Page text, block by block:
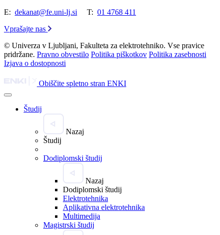
E: dekanat@fe.uni-lj.si T: 01 4768 411
Vprašajte nas
© Univerza v Ljubljani, Fakulteta za elektrotehniko. Vse pravice
pridržane. Pravno obvestilo Politika piškotkov Politika zasebnosti
Izjava o dostopnosti
Obiščite spletno stran ENKI
Študij
Nazaj
Študij
Dodiplomski študij
Nazaj
Dodiplomski študij
Elektrotehnika
Aplikativna elektrotehnika
Multimedija
Magistrski študij